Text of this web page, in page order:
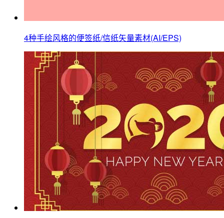
4种手绘风格的便签纸/信纸矢量素材(AI/EPS)